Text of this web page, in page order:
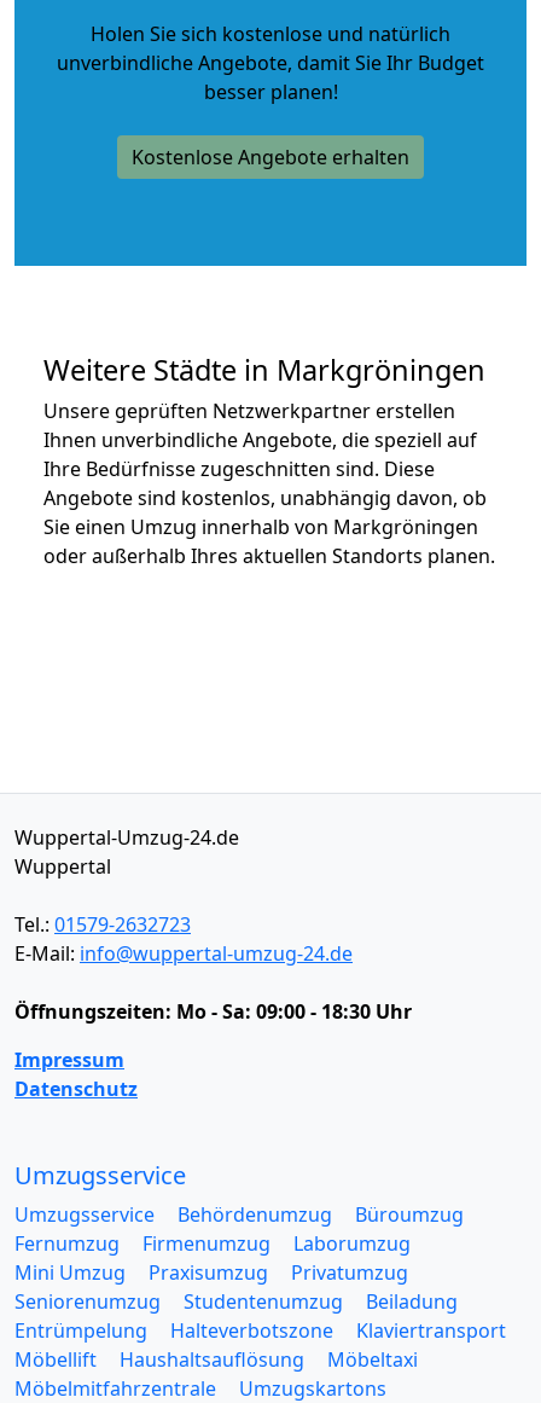
Holen Sie sich kostenlose und natürlich
unverbindliche Angebote, damit Sie Ihr Budget
besser planen!
Kostenlose Angebote erhalten
Weitere Städte in Markgröningen
Unsere geprüften Netzwerkpartner erstellen
Ihnen unverbindliche Angebote, die speziell auf
Ihre Bedürfnisse zugeschnitten sind. Diese
Angebote sind kostenlos, unabhängig davon, ob
Sie einen Umzug innerhalb von Markgröningen
oder außerhalb Ihres aktuellen Standorts planen.
Wuppertal-Umzug-24.de
Wuppertal
Tel.: 01579-2632723
E-Mail: info@wuppertal-umzug-24.de
Öffnungszeiten: Mo - Sa: 09:00 - 18:30 Uhr
Impressum
Datenschutz
Umzugsservice
Umzugsservice Behördenumzug
Büroumzug
Fernumzug
Firmenumzug
Laborumzug
Mini Umzug
Praxisumzug
Privatumzug
Seniorenumzug
Studentenumzug
Beiladung
Entrümpelung
Halteverbotszone
Klaviertransport
Möbellift
Haushaltsauflösung
Möbeltaxi
Möbelmitfahrzentrale
Umzugskartons